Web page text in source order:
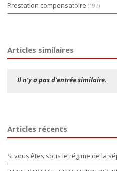
Prestation compensatoire (197)
Articles similaires
Il n’y a pas d’entrée similaire.
Articles récents
Si vous êtes sous le régime de la